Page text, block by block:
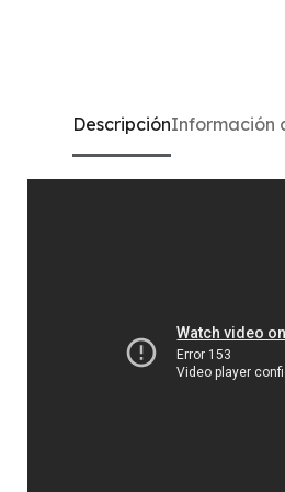
DescripciónInformación